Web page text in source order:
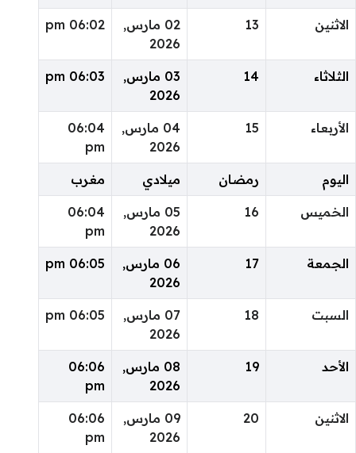
الاثنين 13
02 مارس,
2026
06:02 pm
الثلاثاء 14
03 مارس,
2026
06:03 pm
الأربعاء 15
04 مارس,
2026
06:04
pm
اليوم رمضان ميلادي مغرب
الخميس 16
05 مارس,
2026
06:04
pm
الجمعة 17
06 مارس,
2026
06:05 pm
السبت 18
07 مارس,
2026
06:05 pm
الأحد 19
08 مارس,
2026
06:06
pm
الاثنين 20
09 مارس,
2026
06:06
pm